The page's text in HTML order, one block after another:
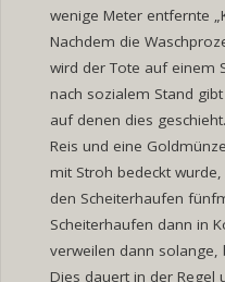
wenige Meter entfernte
Nachdem die
wird der Tote auf einem
nach sozialem Stand
auf denen dies
Reis und eine
mit Stroh bedeckt
den Scheiterhaufen
Scheiterhaufen dann in
verweilen dann solange,
Dies dauert in der Regel